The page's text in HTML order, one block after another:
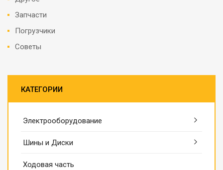
Запчасти
Погрузчики
Советы
КАТЕГОРИИ
Электрооборудование
Шины и Диски
Ходовая часть